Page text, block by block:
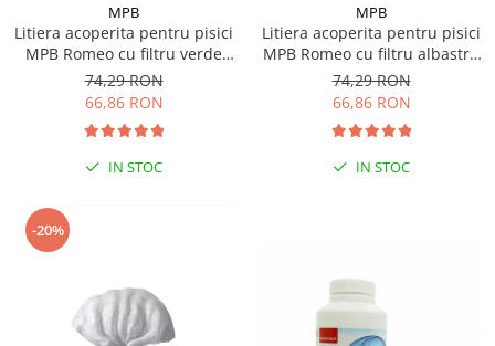
MPB
Litiera acoperita pentru pisici
MPB Romeo cu filtru verde
57x39x41(h)cm
74,29 RON
66,86 RON
IN STOC
MPB
Litiera acoperita pentru pisici
MPB Romeo cu filtru albastru
deschis 57x39x41(h)cm
74,29 RON
66,86 RON
IN STOC
-20%